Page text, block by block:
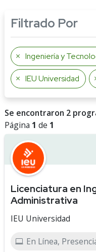
Filtrado Por
Ingeniería y
IEU Universidad
Se encontraron 2
Página 1 de 1
Licenciatura en
Administrativa
IEU Universidad
En Línea,